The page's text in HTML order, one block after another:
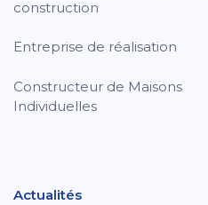
construction
Entreprise de réalisation
Constructeur de Maisons
Individuelles
Actualités